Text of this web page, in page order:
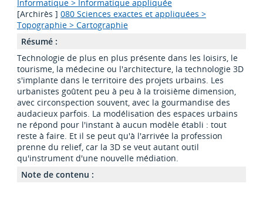
Informatique > Informatique appliquée
[Archirès ] 080 Sciences exactes et appliquées >
Topographie > Cartographie
Résumé :
Technologie de plus en plus présente dans les loisirs, le
tourisme, la médecine ou l'architecture, la technologie 3D
s'implante dans le territoire des projets urbains. Les
urbanistes goûtent peu à peu à la troisième dimension,
avec circonspection souvent, avec la gourmandise des
audacieux parfois. La modélisation des espaces urbains
ne répond pour l'instant à aucun modèle établi : tout
reste à faire. Et il se peut qu'à l'arrivée la profession
prenne du relief, car la 3D se veut autant outil
qu'instrument d'une nouvelle médiation.
Note de contenu :